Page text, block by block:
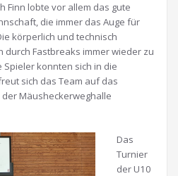
Finn lobte vor allem das gute
die immer das Auge für
körperlich und technisch
durch Fastbreaks immer wieder zu
konnten sich in die
sich das Team auf das
der Mäusheckerweghalle
Das
Turnier
der U10